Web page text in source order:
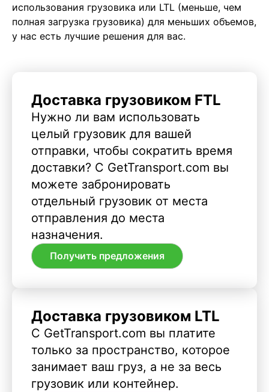
использования грузовика или LTL (меньше, чем
полная загрузка грузовика) для меньших объемов,
у нас есть лучшие решения для вас.
Доставка грузовиком FTL
Нужно ли вам использовать
целый грузовик для вашей
отправки, чтобы сократить время
доставки? С GetTransport.com вы
можете забронировать
отдельный грузовик от места
отправления до места
назначения.
Получить предложения
Доставка грузовиком LTL
С GetTransport.com вы платите
только за пространство, которое
занимает ваш груз, а не за весь
грузовик или контейнер.